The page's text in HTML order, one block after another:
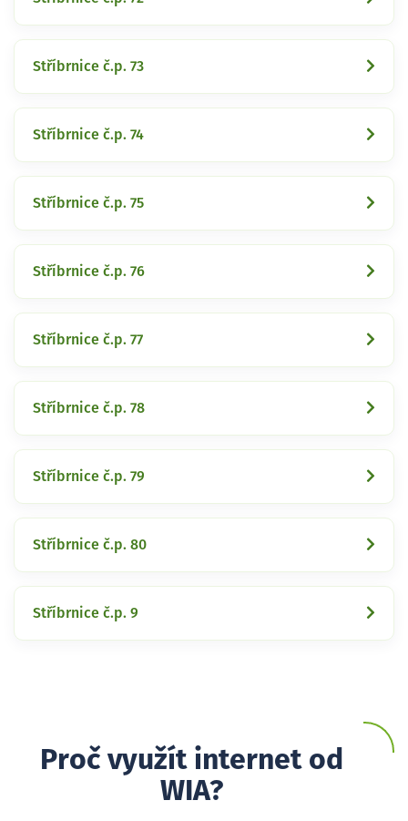
Stříbrnice č.p. 73
Stříbrnice č.p. 74
Stříbrnice č.p. 75
Stříbrnice č.p. 76
Stříbrnice č.p. 77
Stříbrnice č.p. 78
Stříbrnice č.p. 79
Stříbrnice č.p. 80
Stříbrnice č.p. 9
Proč využít internet od
WIA?